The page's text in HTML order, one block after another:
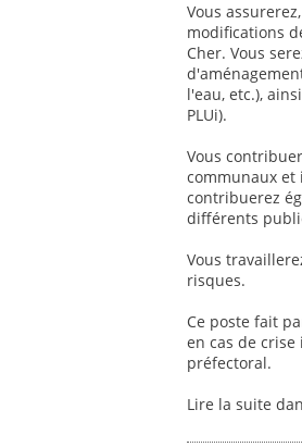
Vous
modifications
Cher. Vous
l'eau, etc.),
PLUi).
Vous
communaux et
contribuerez
différents
Vous
risques.
Ce poste fait
en cas de
préfectoral.
Lire la suite